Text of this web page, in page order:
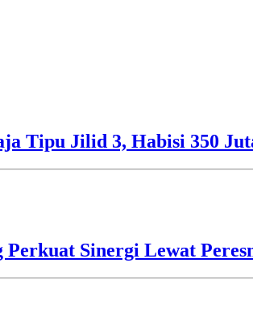
Tipu Jilid 3, Habisi 350
Perkuat Sinergi Lewat